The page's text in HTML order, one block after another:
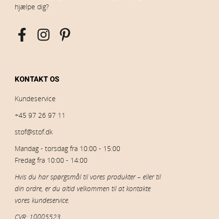
hjælpe dig?
KONTAKT OS
Kundeservice
+45 97 26 97 11
stof@stof.dk
Mandag - torsdag fra 10:00 - 15:00
Fredag fra 10:00 - 14:00
Hvis du har spørgsmål til vores produkter – eller til
din ordre, er du altid velkommen til at kontakte
vores kundeservice.
CVR: 10005523